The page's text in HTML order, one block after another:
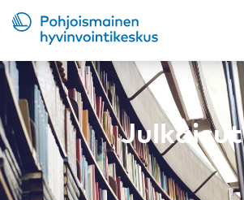
Julkaisut